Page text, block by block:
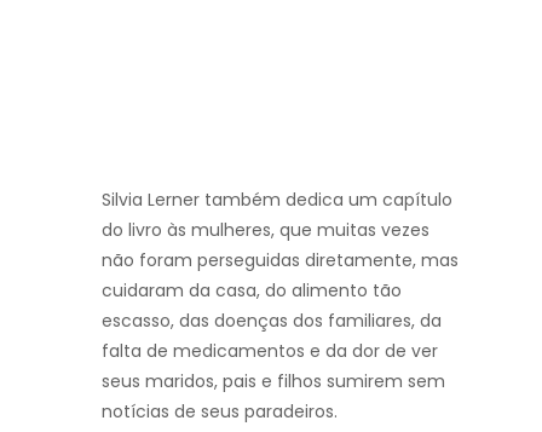
Silvia Lerner também dedica um capítulo
do livro às mulheres, que muitas vezes
não foram perseguidas diretamente, mas
cuidaram da casa, do alimento tão
escasso, das doenças dos familiares, da
falta de medicamentos e da dor de ver
seus maridos, pais e filhos sumirem sem
notícias de seus paradeiros.